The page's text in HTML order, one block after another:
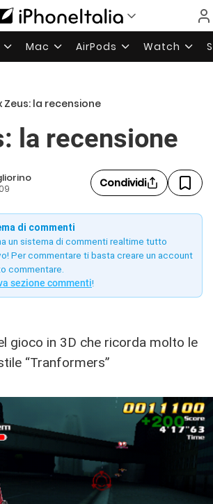
Mac AirPods Watch
Zeus: la recensione
la recensione
Condividi
di commenti
un sistema di commenti realtime tutto
Per commentare ti basta creare un account
commentare.
sezione commenti!
gioco in 3D che ricorda molto le
“Tranformers”